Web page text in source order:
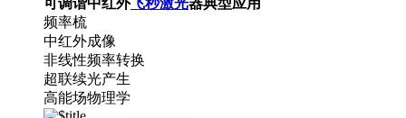
频率梳
中红外成像
非线性频率转换
超联续光产生
高能场物理学